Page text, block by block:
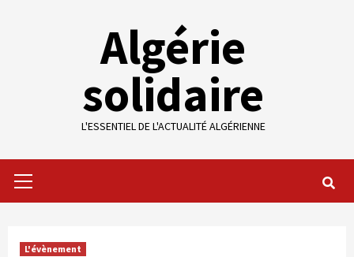
Algérie
solidaire
L'ESSENTIEL DE L'ACTUALITÉ ALGÉRIENNE
Menu
L'évènement